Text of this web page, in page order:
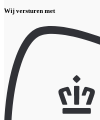
Wij versturen met